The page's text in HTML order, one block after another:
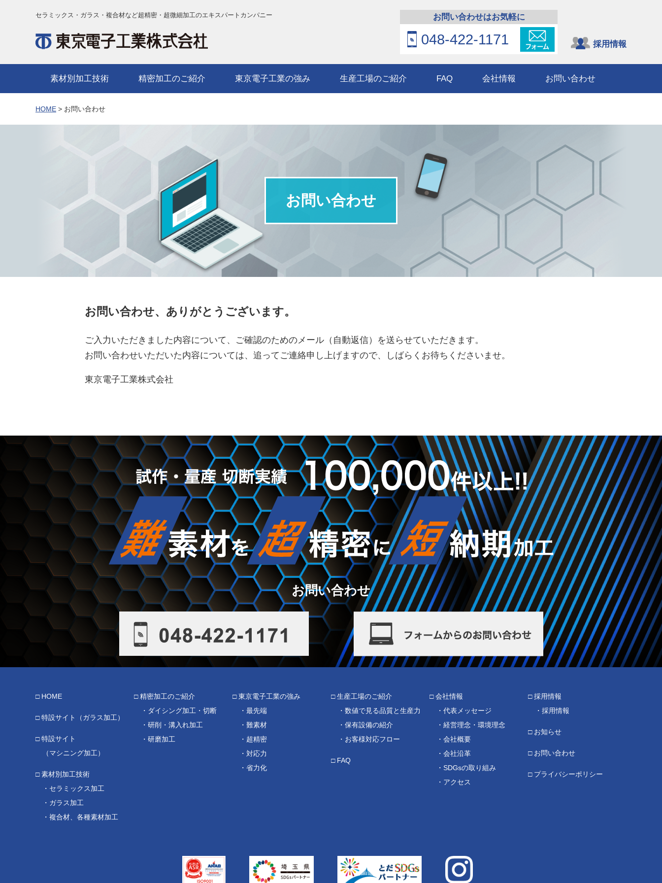
セラミックス・ガラス・複合材など超精密・超微細加工のエキスパートカンパニー
採用情報
お問い合わせはお気軽に
048-422-1171
素材別加工技術 精密加工のご紹介 東京電子工業の強み 生産工場のご紹介 FAQ 会社情報 お問い合わせ
HOME > お問い合わせ
お問い合わせ
お問い合わせ、ありがとうございます。
ご入力いただきました内容について、ご確認のためのメール（自動返信）を送らせていただきます。
お問い合わせいただいた内容については、追ってご連絡申し上げますので、しばらくお待ちくださいませ。
東京電子工業株式会社
お問い合わせ
HOME
特設サイト（ガラス加工）
特設サイト
（マシニング加工）
素材別加工技術
セラミックス加工
ガラス加工
複合材、各種素材加工
精密加工のご紹介
ダイシング加工・切断
研削・溝入れ加工
研磨加工
東京電子工業の強み
最先端
難素材
超精密
対応力
省力化
生産工場のご紹介
数値で見る品質と生産力
保有設備の紹介
お客様対応フロー
FAQ
会社情報
代表メッセージ
経営理念・環境理念
会社概要
会社沿革
SDGsの取り組み
アクセス
採用情報
採用情報
お知らせ
お問い合わせ
プライバシーポリシー